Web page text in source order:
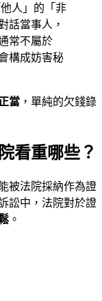
人」的「非
話當事人，
常不屬於
構成妨害秘
當 ，單純的欠錢錄
看重哪些？
被法院採納作為證
訟中，法院對於證
。